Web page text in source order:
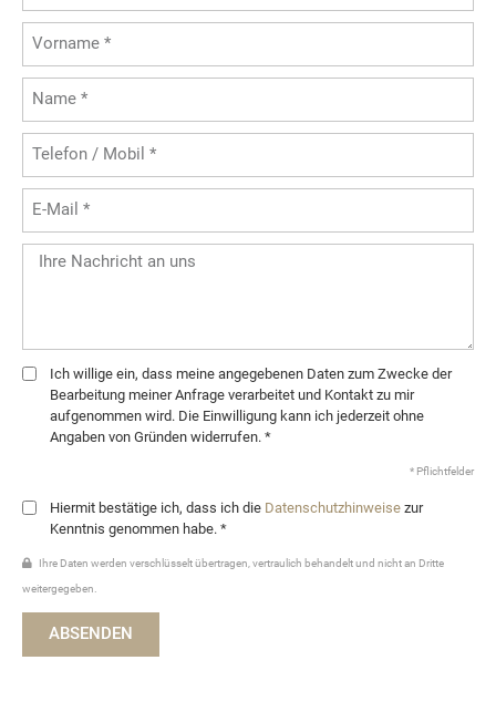
Ich willige ein, dass meine angegebenen Daten zum Zwecke der
Bearbeitung meiner Anfrage verarbeitet und Kontakt zu mir
aufgenommen wird. Die Einwilligung kann ich jederzeit ohne
Angaben von Gründen widerrufen. *
* Pflichtfelder
Hiermit bestätige ich, dass ich die Datenschutzhinweise zur
Kenntnis genommen habe. *
Ihre Daten werden verschlüsselt übertragen, vertraulich behandelt und nicht an Dritte
weitergegeben.
ABSENDEN